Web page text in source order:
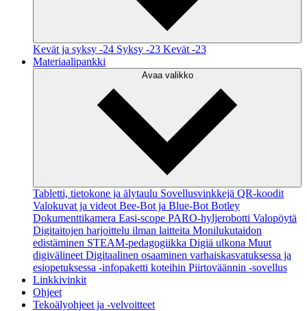
Kevät ja syksy -24 Syksy -23 Kevät -23
Materiaalipankki
Avaa valikko
Tabletti, tietokone ja älytaulu Sovellusvinkkejä QR-koodit
Valokuvat ja videot Bee-Bot ja Blue-Bot Botley
Dokumenttikamera Easi-scope PARO-hyljerobotti Valopöytä
Digitaitojen harjoittelu ilman laitteita Monilukutaidon
edistäminen STEAM-pedagogiikka Digiä ulkona Muut
digivälineet Digitaalinen osaaminen varhaiskasvatuksessa ja
esiopetuksessa -infopaketti koteihin Piirtoväännin -sovellus
Linkkivinkit
Ohjeet
Tekoälyohjeet ja -velvoitteet